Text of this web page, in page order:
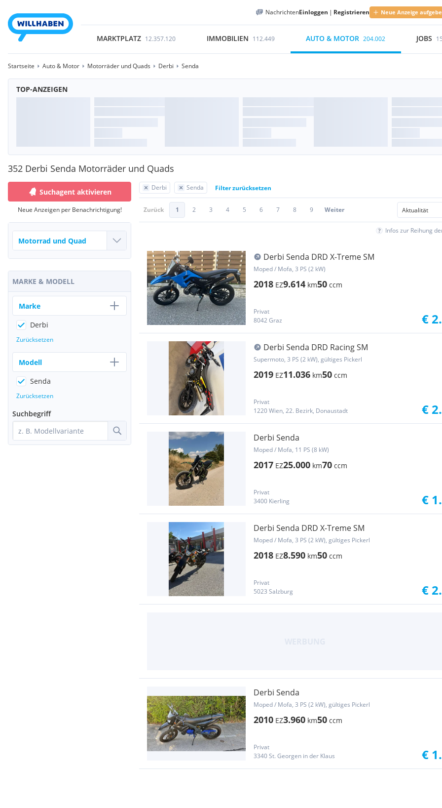
NachrichtenEinloggen | Registrieren Neue Anzeige
MARKTPLATZ 12.357.120 IMMOBILIEN 112.449 AUTO & MOTOR 204.002 JOBS
Startseite Auto & Motor Motorräder und Quads Derbi Senda
TOP-ANZEIGEN
352 Derbi Senda Motorräder und Quads
Derbi Senda Filter zurücksetzen
Zurück 1 2 3 4 5 6 7 8 9 Weiter
Infos zur Reihung
Derbi Senda DRD X-Treme SM
Moped / Mofa, 3 PS (2 kW)
2018 EZ9.614 km50 ccm
Privat
8042 Graz
€
Derbi Senda DRD Racing SM
Supermoto, 3 PS (2 kW), gültiges Pickerl
2019 EZ11.036 km50 ccm
Privat
1220 Wien, 22. Bezirk, Donaustadt
€
Derbi Senda
Moped / Mofa, 11 PS (8 kW)
2017 EZ25.000 km70 ccm
Privat
3400 Kierling
€
Derbi Senda DRD X-Treme SM
Moped / Mofa, 3 PS (2 kW), gültiges Pickerl
2018 EZ8.590 km50 ccm
Privat
5023 Salzburg
€
Derbi Senda
Moped / Mofa, 3 PS (2 kW), gültiges Pickerl
2010 EZ3.960 km50 ccm
Privat
3340 St. Georgen in der Klaus
€
Suchagent aktivieren
Neue Anzeigen per Benachrichtigung!
MARKE & MODELL
Marke
Derbi
Zurücksetzen
Modell
Senda
Zurücksetzen
Suchbegriff